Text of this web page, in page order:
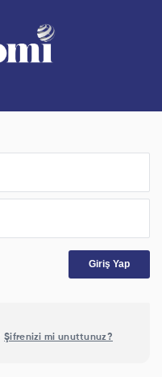
Giriş Yap
Şifrenizi mi unuttunuz?